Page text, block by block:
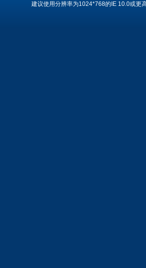
建议使用分辨率为1024*768的IE 10.0或更